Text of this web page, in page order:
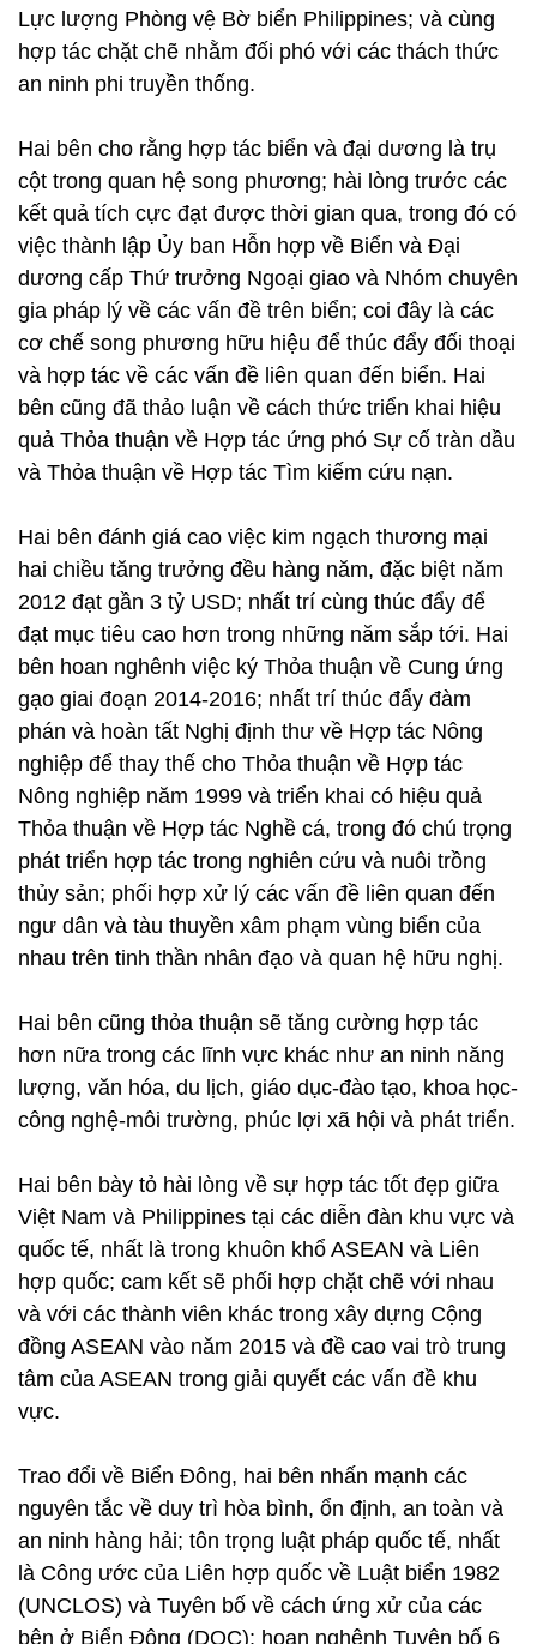
Lực lượng Phòng vệ Bờ biển Philippines; và cùng
hợp tác chặt chẽ nhằm đối phó với các thách thức
an ninh phi truyền thống.
Hai bên cho rằng hợp tác biển và đại dương là trụ
cột trong quan hệ song phương; hài lòng trước các
kết quả tích cực đạt được thời gian qua, trong đó có
việc thành lập Ủy ban Hỗn hợp về Biển và Đại
dương cấp Thứ trưởng Ngoại giao và Nhóm chuyên
gia pháp lý về các vấn đề trên biển; coi đây là các
cơ chế song phương hữu hiệu để thúc đẩy đối thoại
và hợp tác về các vấn đề liên quan đến biển. Hai
bên cũng đã thảo luận về cách thức triển khai hiệu
quả Thỏa thuận về Hợp tác ứng phó Sự cố tràn dầu
và Thỏa thuận về Hợp tác Tìm kiếm cứu nạn.
Hai bên đánh giá cao việc kim ngạch thương mại
hai chiều tăng trưởng đều hàng năm, đặc biệt năm
2012 đạt gần 3 tỷ USD; nhất trí cùng thúc đẩy để
đạt mục tiêu cao hơn trong những năm sắp tới. Hai
bên hoan nghênh việc ký Thỏa thuận về Cung ứng
gạo giai đoạn 2014-2016; nhất trí thúc đẩy đàm
phán và hoàn tất Nghị định thư về Hợp tác Nông
nghiệp để thay thế cho Thỏa thuận về Hợp tác
Nông nghiệp năm 1999 và triển khai có hiệu quả
Thỏa thuận về Hợp tác Nghề cá, trong đó chú trọng
phát triển hợp tác trong nghiên cứu và nuôi trồng
thủy sản; phối hợp xử lý các vấn đề liên quan đến
ngư dân và tàu thuyền xâm phạm vùng biển của
nhau trên tinh thần nhân đạo và quan hệ hữu nghị.
Hai bên cũng thỏa thuận sẽ tăng cường hợp tác
hơn nữa trong các lĩnh vực khác như an ninh năng
lượng, văn hóa, du lịch, giáo dục-đào tạo, khoa học-
công nghệ-môi trường, phúc lợi xã hội và phát triển.
Hai bên bày tỏ hài lòng về sự hợp tác tốt đẹp giữa
Việt Nam và Philippines tại các diễn đàn khu vực và
quốc tế, nhất là trong khuôn khổ ASEAN và Liên
hợp quốc; cam kết sẽ phối hợp chặt chẽ với nhau
và với các thành viên khác trong xây dựng Cộng
đồng ASEAN vào năm 2015 và đề cao vai trò trung
tâm của ASEAN trong giải quyết các vấn đề khu
vực.
Trao đổi về Biển Đông, hai bên nhấn mạnh các
nguyên tắc về duy trì hòa bình, ổn định, an toàn và
an ninh hàng hải; tôn trọng luật pháp quốc tế, nhất
là Công ước của Liên hợp quốc về Luật biển 1982
(UNCLOS) và Tuyên bố về cách ứng xử của các
bên ở Biển Đông (DOC); hoan nghênh Tuyên bố 6